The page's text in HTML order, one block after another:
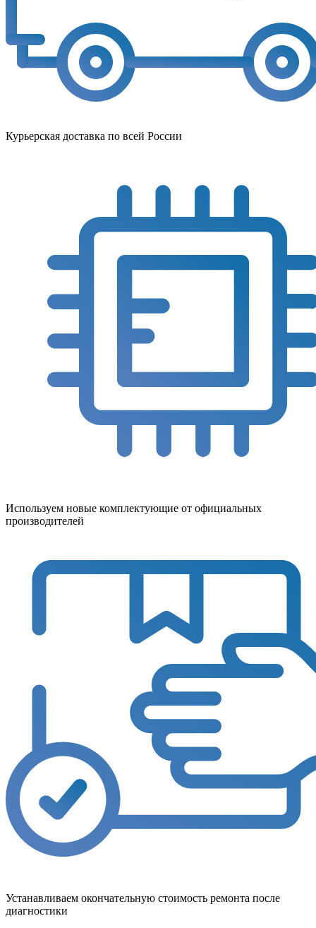
Курьерская доставка по всей России
Используем новые комплектующие от официальных
производителей
Устанавливаем окончательную стоимость ремонта после
диагностики